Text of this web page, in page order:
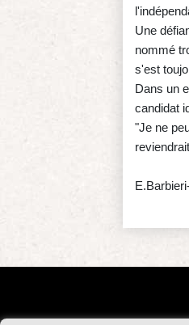
Une
nommé
s'est
Dans un
candidat
"Je ne